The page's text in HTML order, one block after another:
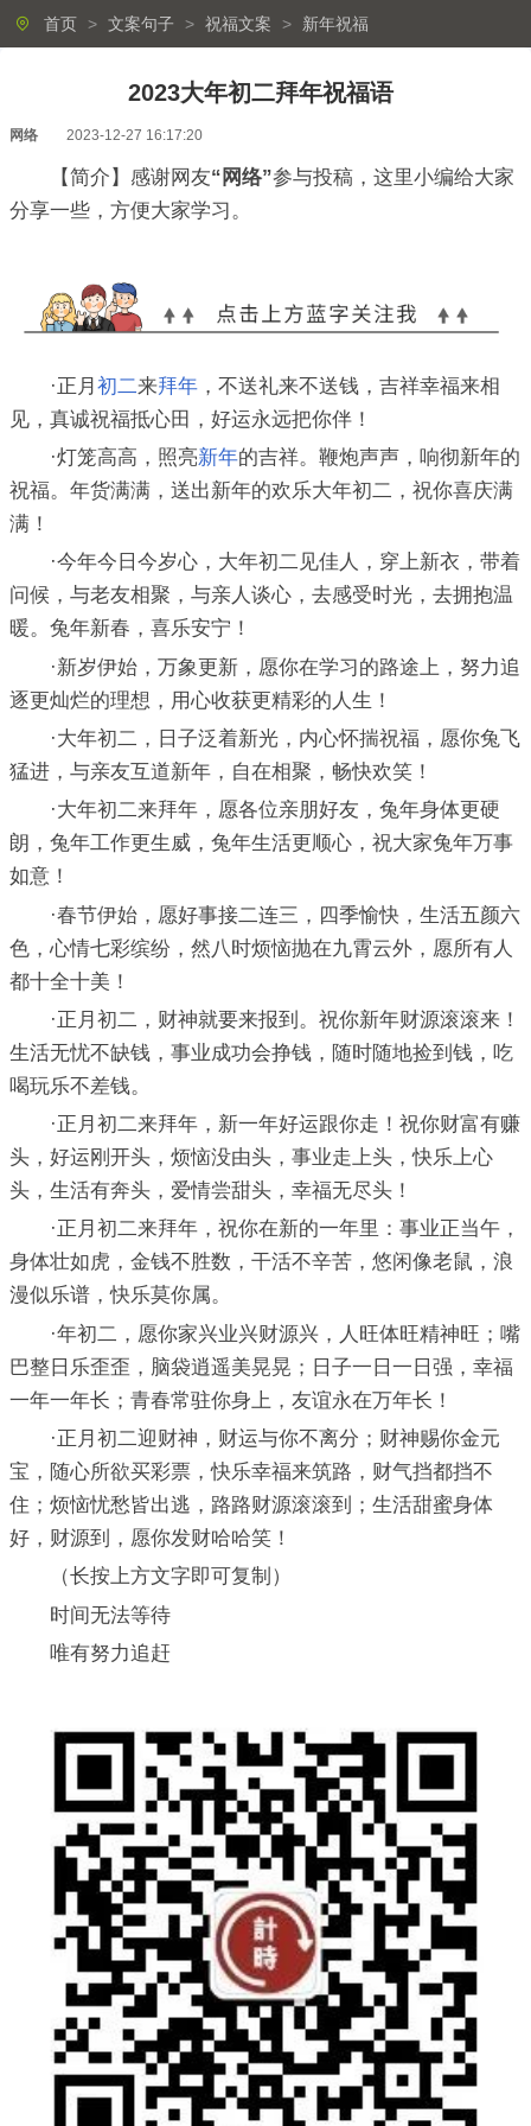
首页 > 文案句子 > 祝福文案 > 新年祝福
2023大年初二拜年祝福语
网络 2023-12-27 16:17:20
【简介】感谢网友“网络”参与投稿，这里小编给大家
分享一些，方便大家学习。
·正月 初二来拜年 ，不送礼来不送钱，吉祥幸福来相
见，真诚祝福抵心田，好运永远把你伴！
·灯笼高高，照亮新年的吉祥。鞭炮声声，响彻新年的
祝福。年货满满，送出新年的欢乐大年初二，祝你喜庆满
满！
·今年今日今岁心，大年初二见佳人，穿上新衣，带着
问候，与老友相聚，与亲人谈心，去感受时光，去拥抱温
暖。兔年新春，喜乐安宁！
·新岁伊始，万象更新，愿你在学习的路途上，努力追
逐更灿烂的理想，用心收获更精彩的人生！
·大年初二，日子泛着新光，内心怀揣祝福，愿你兔飞
猛进，与亲友互道新年，自在相聚，畅快欢笑！
·大年初二来拜年，愿各位亲朋好友，兔年身体更硬
朗，兔年工作更生威，兔年生活更顺心，祝大家兔年万事
如意！
·春节伊始，愿好事接二连三，四季愉快，生活五颜六
色，心情七彩缤纷，然八时烦恼抛在九霄云外，愿所有人
都十全十美！
·正月初二，财神就要来报到。祝你新年财源滚滚来！
生活无忧不缺钱，事业成功会挣钱，随时随地捡到钱，吃
喝玩乐不差钱。
·正月初二来拜年，新一年好运跟你走！祝你财富有赚
头，好运刚开头，烦恼没由头，事业走上头，快乐上心
头，生活有奔头，爱情尝甜头，幸福无尽头！
·正月初二来拜年，祝你在新的一年里：事业正当午，
身体壮如虎，金钱不胜数，干活不辛苦，悠闲像老鼠，浪
漫似乐谱，快乐莫你属。
·年初二，愿你家兴业兴财源兴，人旺体旺精神旺；嘴
巴整日乐歪歪，脑袋逍遥美晃晃；日子一日一日强，幸福
一年一年长；青春常驻你身上，友谊永在万年长！
·正月初二迎财神，财运与你不离分；财神赐你金元
宝，随心所欲买彩票，快乐幸福来筑路，财气挡都挡不
住；烦恼忧愁皆出逃，路路财源滚滚到；生活甜蜜身体
好，财源到，愿你发财哈哈笑！
（长按上方文字即可复制）
时间无法等待
唯有努力追赶